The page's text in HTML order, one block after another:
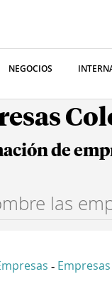
NEGOCIOS
de
- Empresas